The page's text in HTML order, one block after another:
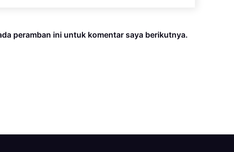
peramban ini untuk komentar saya berikutnya.